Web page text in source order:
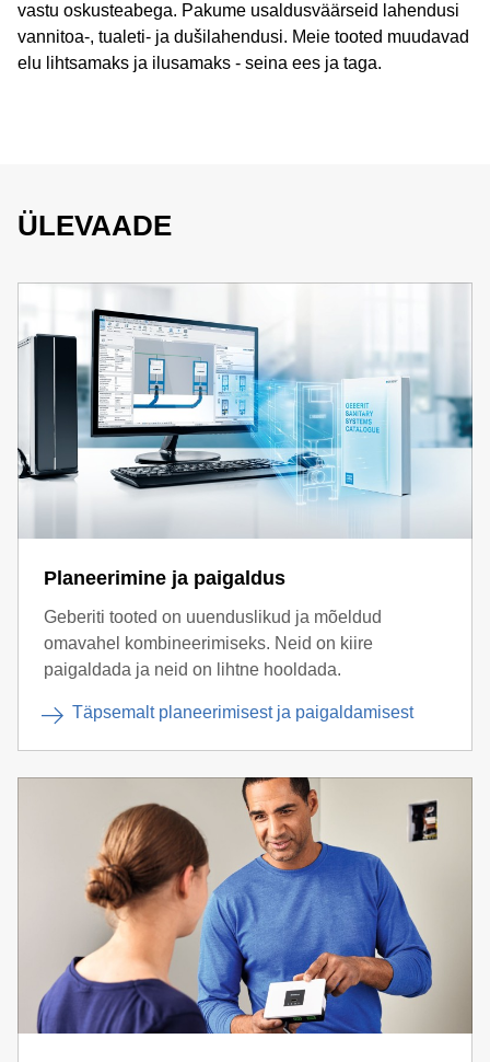
vastu oskusteabega. Pakume usaldusväärseid lahendusi
vannitoa-, tualeti- ja dušilahendusi. Meie tooted muudavad
elu lihtsamaks ja ilusamaks - seina ees ja taga.
ÜLEVAADE
Planeerimine ja paigaldus
Geberiti tooted on uuenduslikud ja mõeldud
omavahel kombineerimiseks. Neid on kiire
paigaldada ja neid on lihtne hooldada.
Täpsemalt planeerimisest ja paigaldamisest